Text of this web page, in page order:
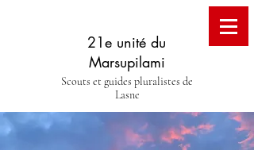
21e unité du
Marsupilami
Scouts et guides pluralistes de
Lasne